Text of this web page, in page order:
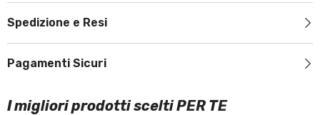
Spedizione e Resi
Pagamenti Sicuri
I migliori prodotti scelti PER TE